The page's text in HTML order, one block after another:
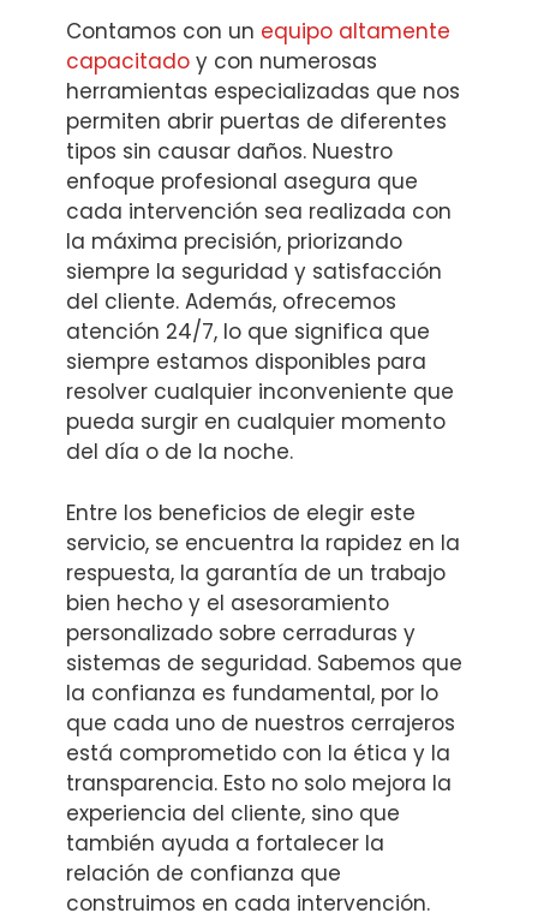
Contamos con un equipo altamente
capacitado y con numerosas
herramientas especializadas que nos
permiten abrir puertas de diferentes
tipos sin causar daños. Nuestro
enfoque profesional asegura que
cada intervención sea realizada con
la máxima precisión, priorizando
siempre la seguridad y satisfacción
del cliente. Además, ofrecemos
atención 24/7, lo que significa que
siempre estamos disponibles para
resolver cualquier inconveniente que
pueda surgir en cualquier momento
del día o de la noche.
Entre los beneficios de elegir este
servicio, se encuentra la rapidez en la
respuesta, la garantía de un trabajo
bien hecho y el asesoramiento
personalizado sobre cerraduras y
sistemas de seguridad. Sabemos que
la confianza es fundamental, por lo
que cada uno de nuestros cerrajeros
está comprometido con la ética y la
transparencia. Esto no solo mejora la
experiencia del cliente, sino que
también ayuda a fortalecer la
relación de confianza que
construimos en cada intervención.